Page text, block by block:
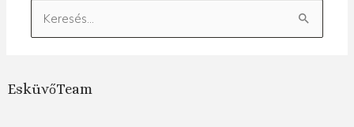
Keresés:
EsküvőTeam